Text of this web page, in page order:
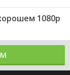
1080p